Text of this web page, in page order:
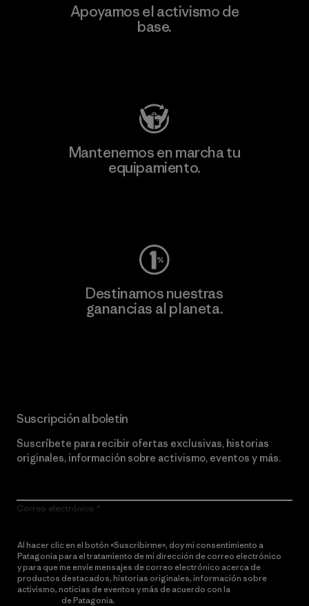
Apoyamos el activismo de
base.
Mantenemos en marcha tu
equipamiento.
Destinamos nuestras
ganancias al planeta.
Suscripción al boletín
Suscríbete para recibir ofertas exclusivas, historias
originales, información sobre activismo, eventos y más.
Correo electrónico
Al hacer clic en el botón «Suscribirme», doy mi consentimiento a
Patagonia para el tratamiento de mi dirección de correo electrónico
y para que me envíe mensajes de correo electrónico acerca de
productos destacados, historias originales, información sobre
activismo, noticias de eventos y más de acuerdo con la
de Patagonia.